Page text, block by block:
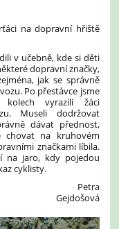
na dopravní hřiště
v učebně, kde si děti
dopravní značky,
jak se správně
Po přestávce jsme
vyrazili žáci
Museli dodržovat
dávat přednost,
na kruhovém
značkami líbila.
na jaro, kdy pojedou
cyklisty.
Gejdošová